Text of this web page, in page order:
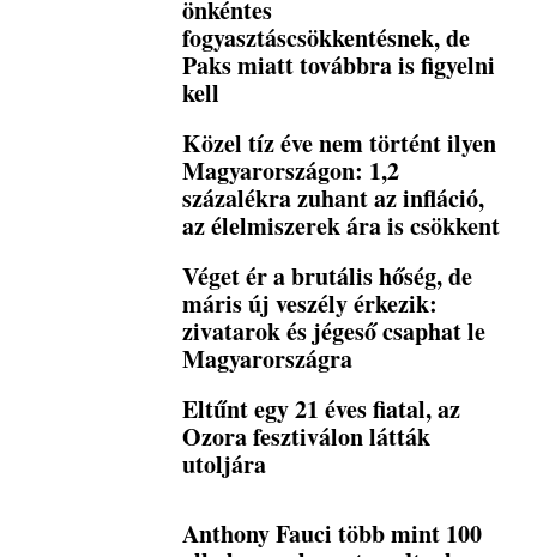
önkéntes
fogyasztáscsökkentésnek, de
Paks miatt továbbra is figyelni
kell
Közel tíz éve nem történt ilyen
Magyarországon: 1,2
százalékra zuhant az infláció,
az élelmiszerek ára is csökkent
Véget ér a brutális hőség, de
máris új veszély érkezik:
zivatarok és jégeső csaphat le
Magyarországra
Eltűnt egy 21 éves fiatal, az
Ozora fesztiválon látták
utoljára
Anthony Fauci több mint 100